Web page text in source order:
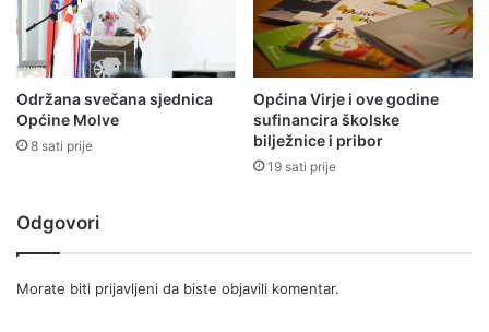
Održana svečana sjednica
Općine Molve
8 sati prije
Općina Virje i ove godine
sufinancira školske
bilježnice i pribor
19 sati prije
Odgovori
Morate biti prijavljeni da biste objavili komentar.